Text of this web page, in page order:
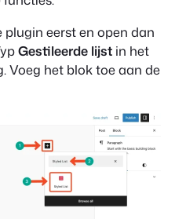
eerst en open dan
Gestileerde lijst in het
Voeg het blok toe aan de